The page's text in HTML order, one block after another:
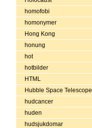
homofobi
homonymer
Hong Kong
honung
hot
hotbilder
HTML
Hubble Space Telescope
hudcancer
huden
hudsjukdomar